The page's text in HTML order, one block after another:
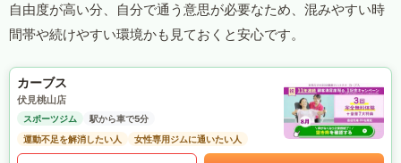
自由度が高い分、自分で通う意思が必要なため、混みやすい時
間帯や続けやすい環境かも見ておくと安心です。
カーブス
伏見桃山店
スポーツジム
駅から車で5分
運動不足を解消したい人
女性専用ジムに通いたい人